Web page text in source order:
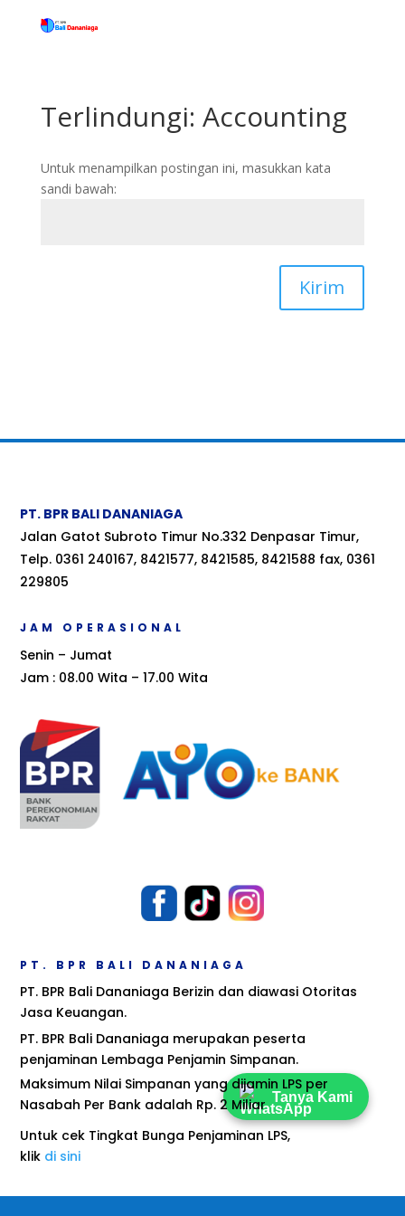
Terlindungi: Accounting
Untuk menampilkan postingan ini, masukkan kata
sandi bawah:
Kirim
PT. BPR BALI DANANIAGA
Jalan Gatot Subroto Timur No.332 Denpasar Timur,
Telp. 0361 240167, 8421577, 8421585, 8421588 fax, 0361
229805
JAM OPERASIONAL
Senin – Jumat
Jam : 08.00 Wita – 17.00 Wita
Tanya Kami
PT. BPR BALI DANANIAGA
PT. BPR Bali Dananiaga Berizin dan diawasi Otoritas
Jasa Keuangan.
PT. BPR Bali Dananiaga merupakan peserta
penjaminan Lembaga Penjamin Simpanan.
Maksimum Nilai Simpanan yang dijamin LPS per
Nasabah Per Bank adalah Rp. 2 Miliar
Untuk cek Tingkat Bunga Penjaminan LPS,
klik di sini